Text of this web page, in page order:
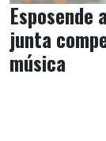
junta
música